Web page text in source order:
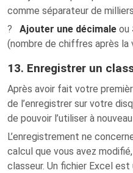
comme séparateur de milliers
? Ajouter une décimale ou
(nombre de chiffres après la
13. Enregistrer un
Après avoir fait votre
de l’enregistrer sur votre
de pouvoir l’utiliser à
L’enregistrement ne
calcul que vous avez
classeur. Un fichier Excel est